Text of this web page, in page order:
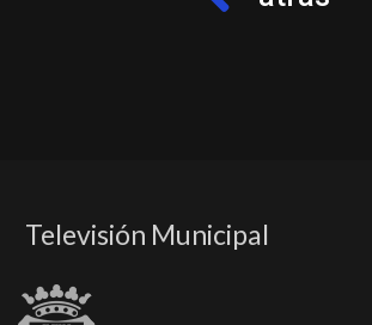
Televisión Municipal